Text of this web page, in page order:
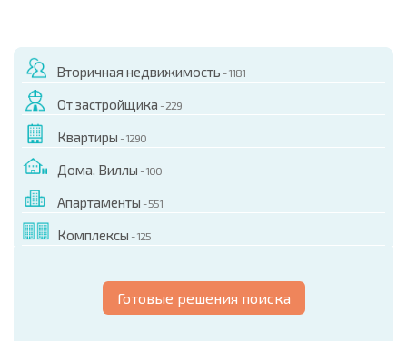
Вторичная недвижимость - 1181
От застройщика - 229
Квартиры - 1290
Дома, Виллы - 100
Апартаменты - 551
Комплексы - 125
Готовые решения поиска